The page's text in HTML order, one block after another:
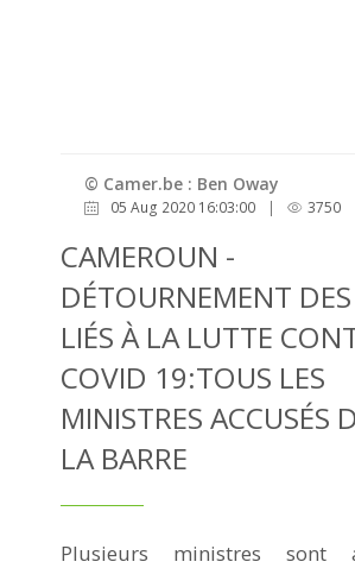
© Camer.be : Ben Oway
05 Aug 2020 16:03:00 | 3750
CAMEROUN -
DÉTOURNEMENT
LIÉS À LA LUTTE
COVID 19:TOUS LES
MINISTRES ACCUSÉS
LA BARRE
Plusieurs ministres sont